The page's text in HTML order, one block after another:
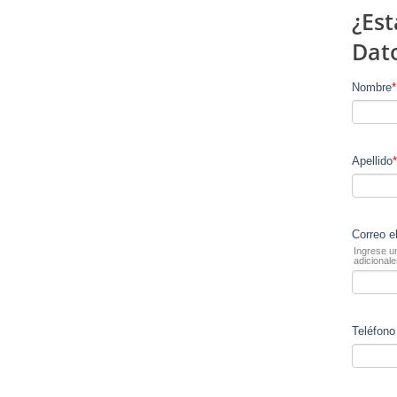
Nombre*
Apellido*
Correo
Ingrese
Teléfono